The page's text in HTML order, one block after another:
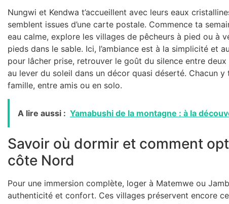
Nungwi et Kendwa t’accueillent avec leurs eaux
semblent issues d’une carte postale. Commence ta
eau calme, explore les villages de pêcheurs à pied ou à
pieds dans le sable. Ici, l’ambiance est à la simplicité et
pour lâcher prise, retrouver le goût du silence entre
au lever du soleil dans un décor quasi déserté. Chacun
famille, entre amis ou en solo.
A lire aussi : Yamabushi de la montagne : à la
Savoir où dormir et comment
côte Nord
Pour une immersion complète, loger à Matemwe ou
authenticité et confort. Ces villages préservent encore